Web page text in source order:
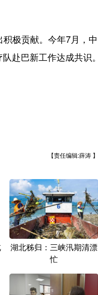
极贡献。今年7月，中
赴巴新工作达成共识。
【责任编辑:薛涛 】
湖北秭归：三峡汛期清漂
忙